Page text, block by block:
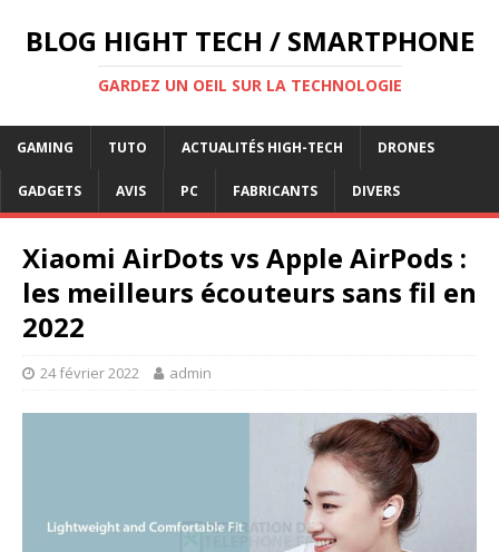
BLOG HIGHT TECH / SMARTPHONE
GARDEZ UN OEIL SUR LA TECHNOLOGIE
GAMING TUTO ACTUALITÉS HIGH-TECH DRONES
GADGETS AVIS PC FABRICANTS DIVERS
Xiaomi AirDots vs Apple AirPods :
les meilleurs écouteurs sans fil en
2022
24 février 2022 admin